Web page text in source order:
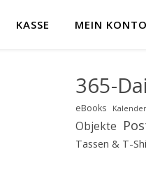
KASSE MEIN KONTO
365-
eBooks Kalender
Objekte
Tassen & T-